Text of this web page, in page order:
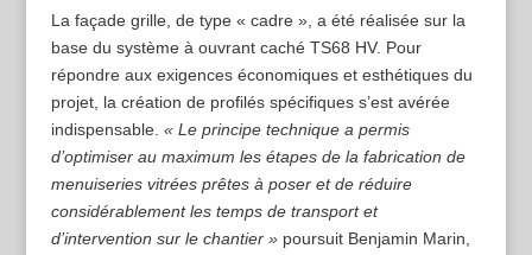
La façade grille, de type « cadre », a été réalisée sur la
base du système à ouvrant caché TS68 HV. Pour
répondre aux exigences économiques et esthétiques du
projet, la création de profilés spécifiques s’est avérée
indispensable. « Le principe technique a permis
d’optimiser au maximum les étapes de la fabrication de
menuiseries vitrées prêtes à poser et de réduire
considérablement les temps de transport et
d’intervention sur le chantier »poursuit Benjamin Marin,